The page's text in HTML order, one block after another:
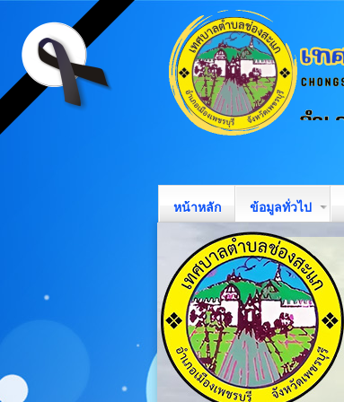
หน้าหลัก ข้อมูลทั่วไป